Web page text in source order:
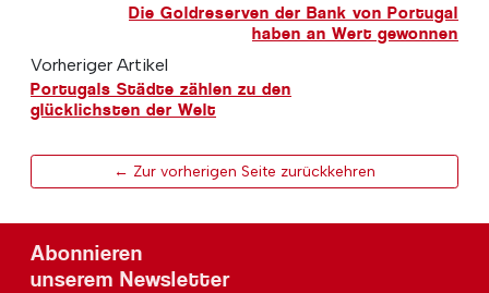
Die Goldreserven der Bank von Portugal
haben an Wert gewonnen
Vorheriger Artikel
Portugals Städte zählen zu den
glücklichsten der Welt
← Zur vorherigen Seite zurückkehren
Abonnieren
unserem Newsletter